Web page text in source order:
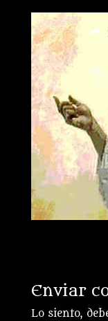
Enviar
Lo siento,